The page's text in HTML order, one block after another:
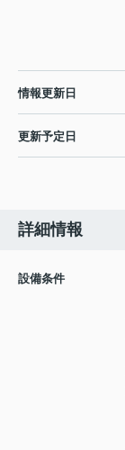
情報更新日
更新予定日
詳細情報
設備条件